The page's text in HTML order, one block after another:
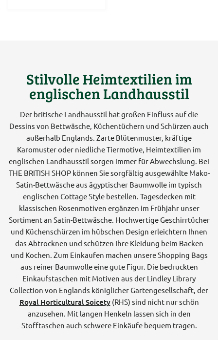
Stilvolle Heimtextilien im
englischen Landhausstil
Der britische Landhausstil hat großen Einfluss auf die
Dessins von Bettwäsche, Küchentüchern und Schürzen auch
außerhalb Englands. Zarte Blütenmuster, kräftige
Karomuster oder niedliche Tiermotive, Heimtextilien im
englischen Landhausstil sorgen immer für Abwechslung. Bei
THE BRITISH SHOP können Sie sorgfältig ausgewählte Mako-
Satin-Bettwäsche aus ägyptischer Baumwolle im typisch
englischen Cottage Style bestellen. Tagesdecken mit
klassischen Rosenmotiven ergänzen im Frühjahr unser
Sortiment an Satin-Bettwäsche. Hochwertige Geschirrtücher
und Küchenschürzen im hübschen Design erleichtern Ihnen
das Abtrocknen und schützen Ihre Kleidung beim Backen
und Kochen. Zum Einkaufen machen unsere Shopping Bags
aus reiner Baumwolle eine gute Figur. Die bedruckten
Einkaufstaschen mit Motiven aus der Lindley Library
Collection von Englands königlicher Gartengesellschaft, der
Royal Horticultural Soicety(RHS) sind nicht nur schön
anzusehen. Mit langen Henkeln lassen sich in den
Stofftaschen auch schwere Einkäufe bequem tragen.